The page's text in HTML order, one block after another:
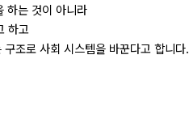
하는 것이 아니라
하고
조로 사회 시스템을 바꾼다고 합니다.